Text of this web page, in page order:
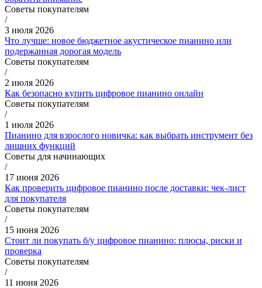
Советы покупателям
/
3 июля 2026
Что лучше: новое бюджетное акустическое пианино или
подержанная дорогая модель
Советы покупателям
/
2 июля 2026
Как безопасно купить цифровое пианино онлайн
Советы покупателям
/
1 июля 2026
Пианино для взрослого новичка: как выбрать инструмент без
лишних функций
Советы для начинающих
/
17 июня 2026
Как проверить цифровое пианино после доставки: чек-лист
для покупателя
Советы покупателям
/
15 июня 2026
Стоит ли покупать б/у цифровое пианино: плюсы, риски и
проверка
Советы покупателям
/
11 июня 2026